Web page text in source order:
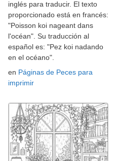
inglés para traducir. El texto
proporcionado está en francés:
"Poisson koi nageant dans
l'océan". Su traducción al
español es: "Pez koi nadando
en el océano".
en Páginas de Peces para
imprimir